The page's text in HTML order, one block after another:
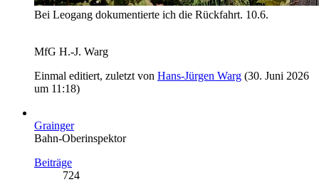
Bei Leogang dokumentierte ich die Rückfahrt. 10.6.
MfG H.-J. Warg
Einmal editiert, zuletzt von Hans-Jürgen Warg (30. Juni 2026
um 11:18)
Grainger
Bahn-Oberinspektor
Beiträge
724